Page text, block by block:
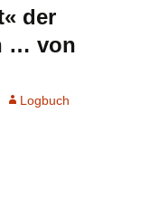
der
… von
Logbuch